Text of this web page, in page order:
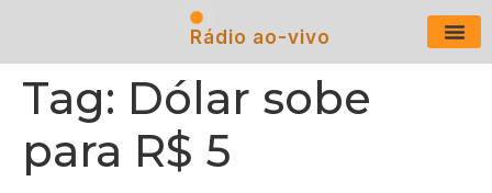
Rádio ao-vivo
Tag: Dólar sobe
para R$ 5